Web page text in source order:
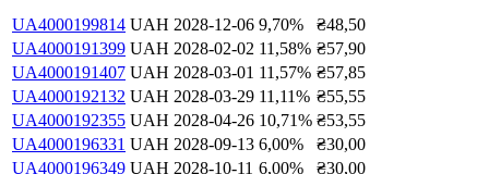
UA4000199814 UAH 2028-12-06 9,70% ₴48,50
UA4000191399 UAH 2028-02-02 11,58% ₴57,90
UA4000191407 UAH 2028-03-01 11,57% ₴57,85
UA4000192132 UAH 2028-03-29 11,11% ₴55,55
UA4000192355 UAH 2028-04-26 10,71% ₴53,55
UA4000196331 UAH 2028-09-13 6,00% ₴30,00
UA4000196349 UAH 2028-10-11 6,00% ₴30,00